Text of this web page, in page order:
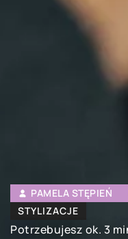
PAMELA STĘPIEŃ
STYLIZACJE
Potrzebujesz ok. 3